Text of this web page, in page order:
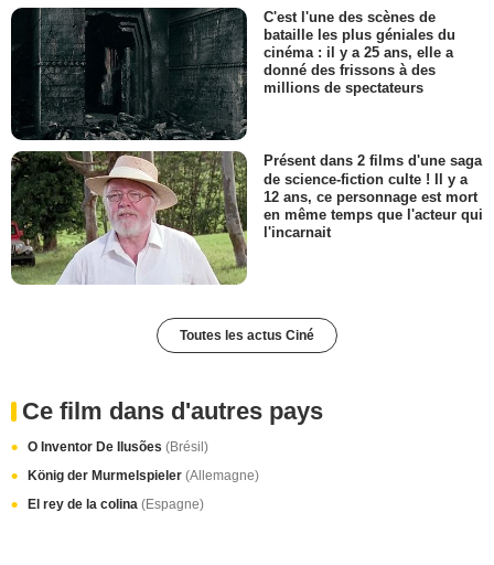
C'est l'une des scènes de
bataille les plus géniales du
cinéma : il y a 25 ans, elle a
donné des frissons à des
millions de spectateurs
Présent dans 2 films d'une saga
de science-fiction culte ! Il y a
12 ans, ce personnage est mort
en même temps que l'acteur qui
l'incarnait
Toutes les actus Ciné
Ce film dans d'autres pays
O Inventor De Ilusões (Brésil)
König der Murmelspieler (Allemagne)
El rey de la colina (Espagne)